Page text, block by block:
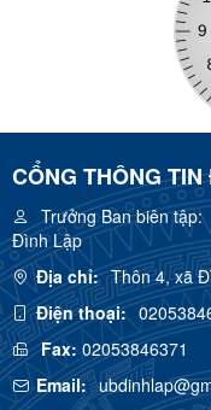
CỔNG THÔNG
Trưởng Ban biên tập:
Đình Lập
Địa chỉ: Thôn 4, xã
Điện thoại:
Fax:02053846371
Email: